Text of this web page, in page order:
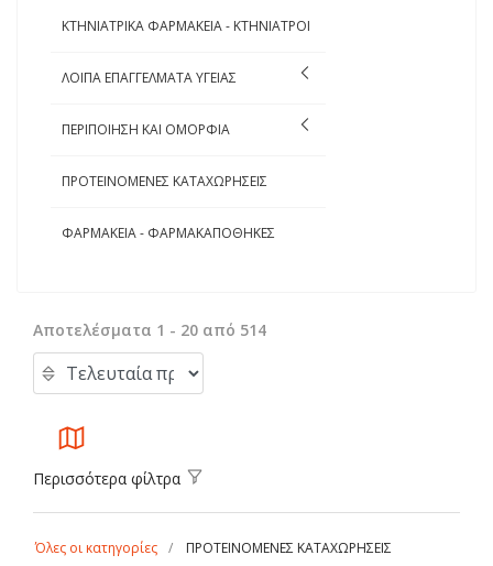
ΚΤΗΝΙΑΤΡΙΚΑ ΦΑΡΜΑΚΕΙΑ - ΚΤΗΝΙΑΤΡΟΙ
ΛΟΙΠΑ ΕΠΑΓΓΕΛΜΑΤΑ ΥΓΕΙΑΣ
ΠΕΡΙΠΟΙΗΣΗ ΚΑΙ ΟΜΟΡΦΙΑ
ΠΡΟΤΕΙΝΟΜΕΝΕΣ ΚΑΤΑΧΩΡΗΣΕΙΣ
ΦΑΡΜΑΚΕΙΑ - ΦΑΡΜΑΚΑΠΟΘΗΚΕΣ
Αποτελέσματα 1 - 20 από 514
Περισσότερα φίλτρα
Όλες οι κατηγορίες ΠΡΟΤΕΙΝΟΜΕΝΕΣ ΚΑΤΑΧΩΡΗΣΕΙΣ